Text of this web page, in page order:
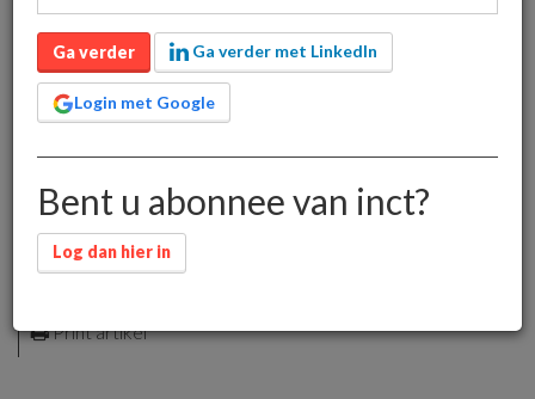
Wat is MPEG-DASH en
wat doe je ermee?
alleen voor leden
26 maart 2015 om 11:41
1 minuut leestijd
Print artikel
Ga verder Ga verder met LinkedIn
Login met Google
Bent u abonnee van inct?
Log dan hier in